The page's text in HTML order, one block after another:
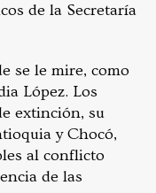
de la Secretaría
se le mire, como
López. Los
extinción, su
y Chocó,
al conflicto
de las